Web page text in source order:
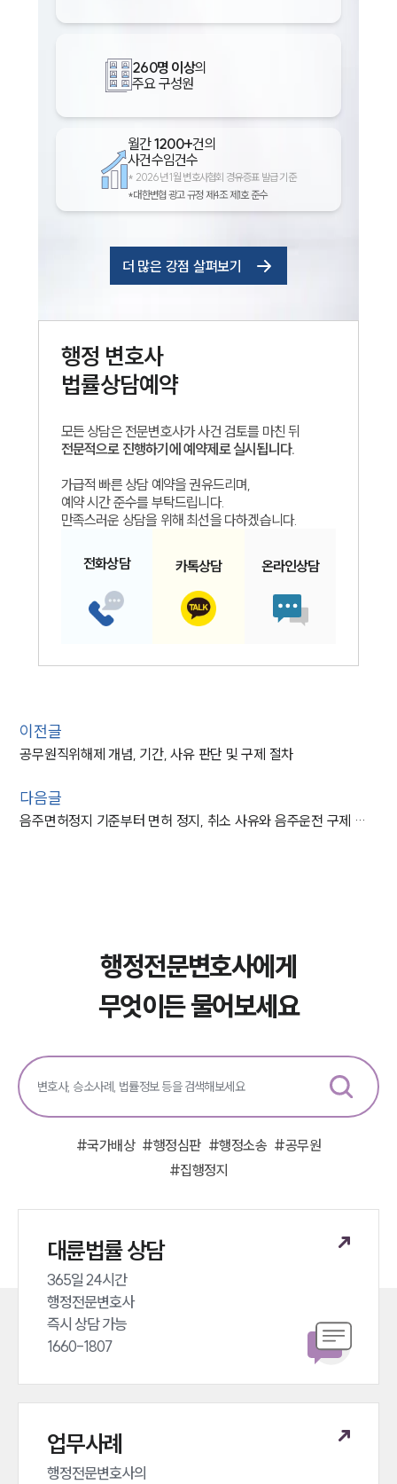
260명 이상의
주요 구성원
월간1200+건의
사건수임건수
* 2026년 1월 변호사협회 경유증표 발급 기준
*대한변협 광고 규정 제4조 제1호 준수
더 많은 강점 살펴보기
행정 변호사
법률상담예약
모든 상담은 전문변호사가 사건 검토를 마친 뒤
전문적으로 진행하기에 예약제로 실시됩니다.
가급적 빠른 상담 예약을 권유드리며,
예약 시간 준수를 부탁드립니다.
만족스러운 상담을 위해 최선을 다하겠습니다.
전화상담 카톡상담 온라인상담
이전글
공무원직위해제 개념, 기간, 사유 판단 및 구제 절차
다음글
음주면허정지 기준부터 면허 정지, 취소 사유와 음주운전 구제 절차 총정리
행정전문변호사에게
무엇이든 물어보세요
#국가배상 #행정심판 #행정소송 #공무원
#집행정지
대륜법률 상담
365일 24시간
행정전문변호사
즉시 상담 가능
1660-1807
업무사례
행정전문변호사의